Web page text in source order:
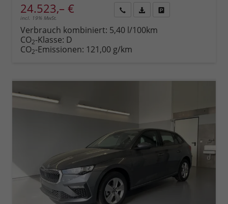
24.523,– €
incl. 19% MwSt.
anfordern
Datei,
Verbrauch kombiniert: 5,40 l/100km
CO2-Klasse: D
CO2-Emissionen: 121,00 g/km